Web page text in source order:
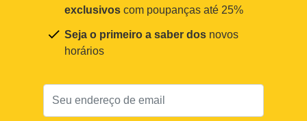
exclusivos com poupanças até 25%
Seja o primeiro a saber dos novos
horários